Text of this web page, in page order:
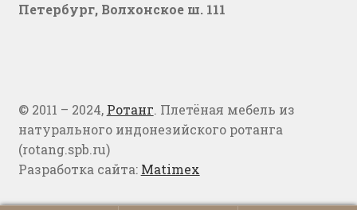
Петербург, Волхонское ш. 111
© 2011 – 2024, Ротанг. Плетёная мебель из
натурального индонезийского ротанга
(rotang.spb.ru)
Разработка сайта: Matimex